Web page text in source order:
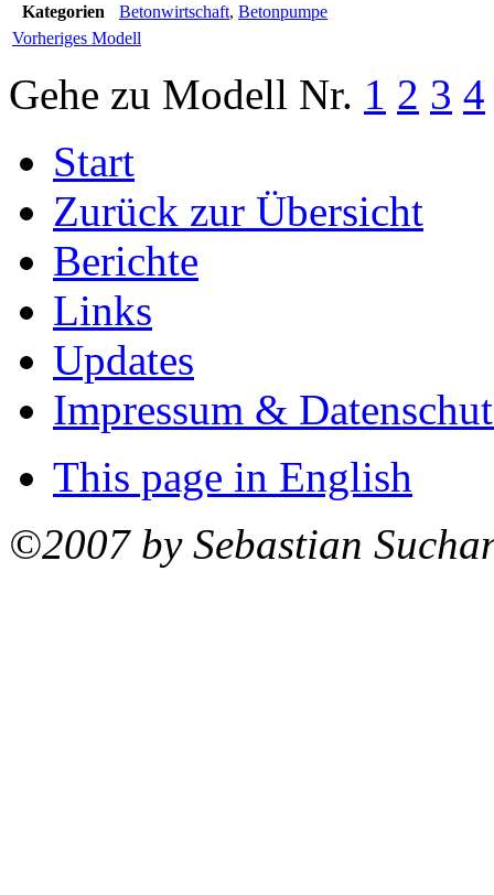
Kategorien
Betonwirtschaft, Betonpumpe
Vorheriges Modell
Gehe zu Modell Nr. 1 2 3 4
Start
Zurück zur Übersicht
Berichte
Links
Updates
Impressum &
This page in English
©2007 by Sebastian